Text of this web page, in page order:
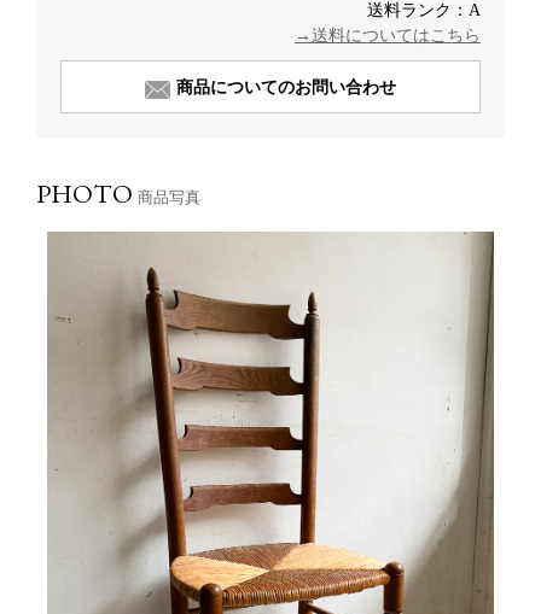
送料ランク：A
→送料についてはこちら
商品についてのお問い合わせ
PHOTO 商品写真